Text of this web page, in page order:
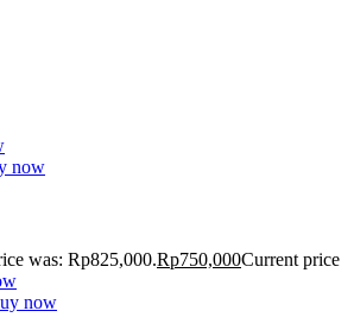
now
was: Rp825,000.Rp750,000Current price
now